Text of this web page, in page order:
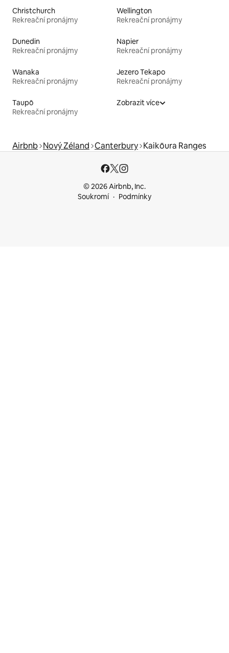
Christchurch
Rekreační pronájmy
Wellington
Rekreační pronájmy
Dunedin
Rekreační pronájmy
Napier
Rekreační pronájmy
Wanaka
Rekreační pronájmy
Jezero Tekapo
Rekreační pronájmy
Taupō
Rekreační pronájmy
Zobrazit více
Airbnb Nový Zéland Canterbury Kaikōura Ranges
© 2026 Airbnb, Inc.
Soukromí
Podmínky